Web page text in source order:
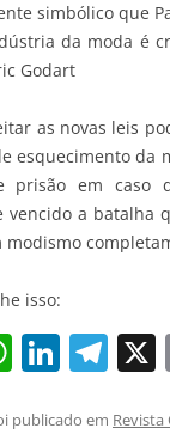
simbólico que
da moda é
Godart
as novas leis
esquecimento da
prisão em caso
vencido a batalha
isso:
W
at
Li
k
T
e
publicado em Revista